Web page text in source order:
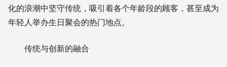
化的浪潮中坚守传统，吸引着各个年龄段的顾客，甚至成为
年轻人举办生日聚会的热门地点。
传统与创新的融合